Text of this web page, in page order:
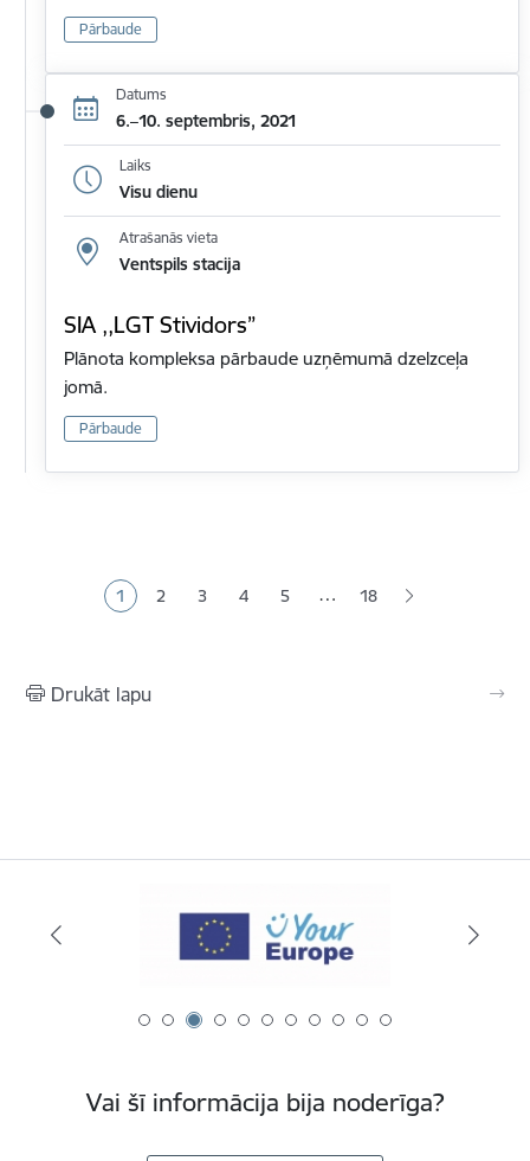
Pārbaude
Datums
6.–10. septembris, 2021
Laiks
Visu dienu
Atrašanās vieta
Ventspils stacija
SIA ,,LGT Stividors”
Plānota kompleksa pārbaude uzņēmumā dzelzceļa
jomā.
Pārbaude
Pašreizējā lapa
1 Lapa
2 Lapa
3 Lapa
4 Lapa
5 … 18
Drukāt lapu
Vai šī informācija bija noderīga?